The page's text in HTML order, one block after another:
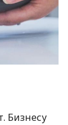
Бизнесу